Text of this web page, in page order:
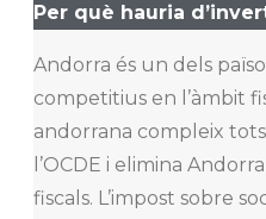
Per què hauria
Andorra és un dels
competitius en l’àmbit
andorrana compleix
l’OCDE i elimina
fiscals. L’impost sobre